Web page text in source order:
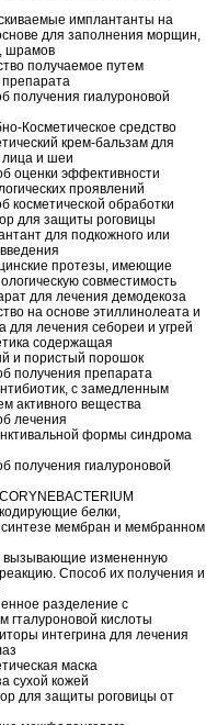
имплантанты на
для заполнения морщин,
шрамов
получаемое путем
получения гиалуроновой
Косметическое средство
крем-бальзам для
лица и шеи
оценки эффективности
проявлений
косметической обработки
для защиты роговицы
для подкожного или
протезы, имеющие
совместимость
для лечения демодекоза
на основе этиллинолеата и
для лечения себореи и угрей
содержащая
и пористый порошок
получения препарата
с замедленным
активного вещества
лечения
формы синдрома
получения гиалуроновой
белки,
мембран и мембранном
вызывающие измененную
Способ их получения и
разделение с
гталуроновой кислоты
интегрина для лечения
маска
сухой кожей
для защиты роговицы от